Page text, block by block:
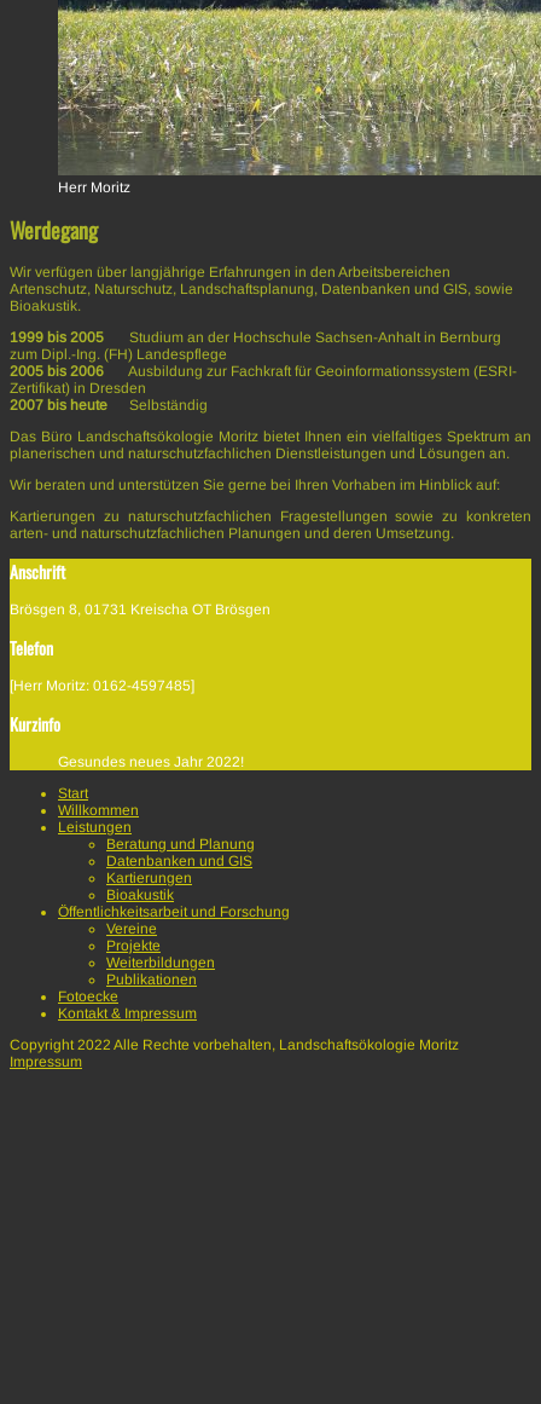
Herr Moritz
Werdegang
Wir verfügen über langjährige Erfahrungen in den Arbeitsbereichen
Artenschutz, Naturschutz, Landschaftsplanung, Datenbanken und GIS, sowie
Bioakustik.
1999 bis 2005 Studium an der Hochschule Sachsen-Anhalt in Bernburg
zum Dipl.-Ing. (FH) Landespflege
2005 bis 2006 Ausbildung zur Fachkraft für Geoinformationssystem (ESRI-
Zertifikat) in Dresden
2007 bis heute Selbständig
Das Büro Landschaftsökologie Moritz bietet Ihnen ein vielfaltiges Spektrum an
planerischen und naturschutzfachlichen Dienstleistungen und Lösungen an.
Wir beraten und unterstützen Sie gerne bei Ihren Vorhaben im Hinblick auf:
Kartierungen zu naturschutzfachlichen Fragestellungensowiezu konkreten
arten- und naturschutzfachlichen Planungen und deren Umsetzung.
Anschrift
Brösgen 8, 01731 Kreischa OT Brösgen
Telefon
[Herr Moritz: 0162-4597485]
Kurzinfo
Gesundes neues Jahr 2022!
Start
Willkommen
Leistungen
Beratung und Planung
Datenbanken und GIS
Kartierungen
Bioakustik
Öffentlichkeitsarbeit und Forschung
Vereine
Projekte
Weiterbildungen
Publikationen
Fotoecke
Kontakt & Impressum
Copyright 2022 Alle Rechte vorbehalten, Landschaftsökologie Moritz
Impressum